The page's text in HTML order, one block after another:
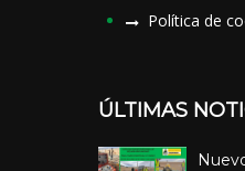
Política de
ÚLTIMAS